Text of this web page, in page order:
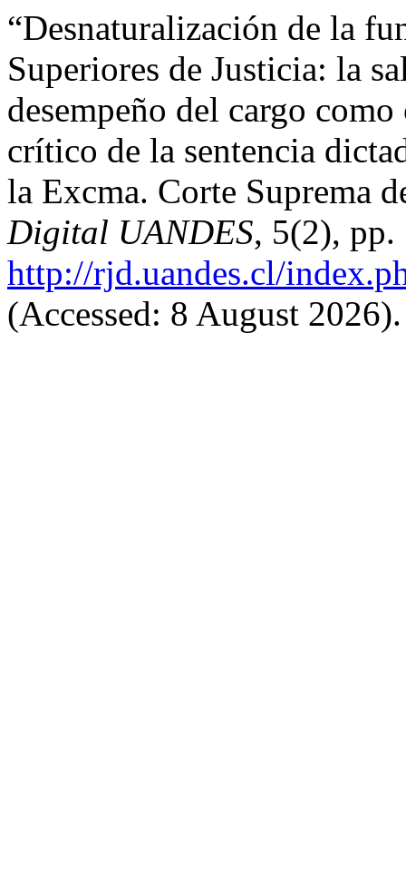
“Desnaturalización de la
Superiores de Justicia: la
desempeño del cargo
crítico de la sentencia
la Excma. Corte Suprema
Digital UANDES, 5(2), pp.
http://rjd.uandes.cl/
(Accessed: 8 August 2026).